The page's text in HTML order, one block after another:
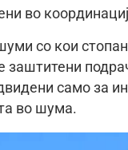
во
со кои
заштитени
само за
во шума.